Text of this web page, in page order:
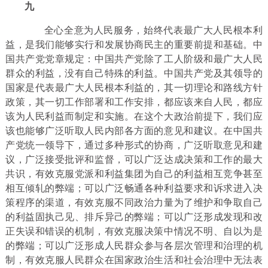
九
全心全意为人民服务，始终代表最广大人民根本利
益，是我们能够实行和发展协商民主的重要前提和基础。中
国共产党党章规定：中国共产党除了工人阶级和最广大人民
群众的利益，没有自己特殊的利益。中国共产党及其领导的
国家是代表最广大人民根本利益的，其一切理论和路线方针
政策，其一切工作部署和工作安排，都应该来自人民，都应
该为人民利益而制定和实施。在这个大政治前提下，我们应
该也能够广泛听取人民内部各方面的意见和建议。在中国共
产党统一领导下，通过多种形式的协商，广泛听取意见和建
议，广泛接受批评和监督，可以广泛达成决策和工作的最大
共识，有效克服党派和利益集团为自己的利益相互竞争甚至
相互倾轧的弊端；可以广泛畅通各种利益要求和诉求进入决
策程序的渠道，有效克服不同政治力量为了维护和争取自己
的利益固执己见、排斥异己的弊端；可以广泛形成发现和改
正失误和错误的机制，有效克服决策中情况不明、自以为是
的弊端；可以广泛形成人民群众参与各层次管理和治理的机
制，有效克服人民群众在国家政治生活和社会治理中无法表